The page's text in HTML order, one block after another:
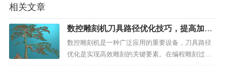
相关文章
数控雕刻机刀具路径优化技巧，提高加工
效率和质量
数控雕刻机是一种广泛应用的重要设备，刀具路径
优化是实现高效雕刻的关键要素。在编程雕刻过程
中，如何合理安排和优化刀具路径，既可以提高加